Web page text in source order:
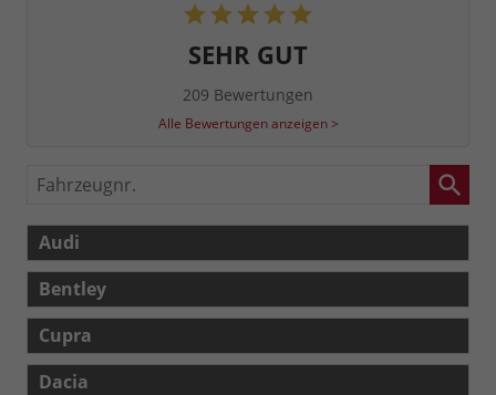
SEHR GUT
209 Bewertungen
Alle Bewertungen anzeigen >
Fahrzeugnr.
Audi
Bentley
Cupra
Dacia